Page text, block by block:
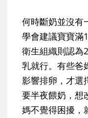
何時斷奶並沒有
學會建議寶寶滿
衛生組織則認為
乳就行。有些爸
影響排卵，才選
要半夜餵奶，想
媽不覺得困擾，